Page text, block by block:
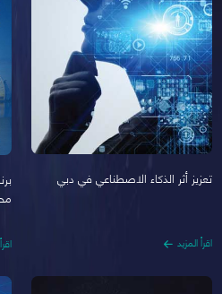
تعزيز أثر الذكاء الاصطناعي في دبي
اقرأ المزيد